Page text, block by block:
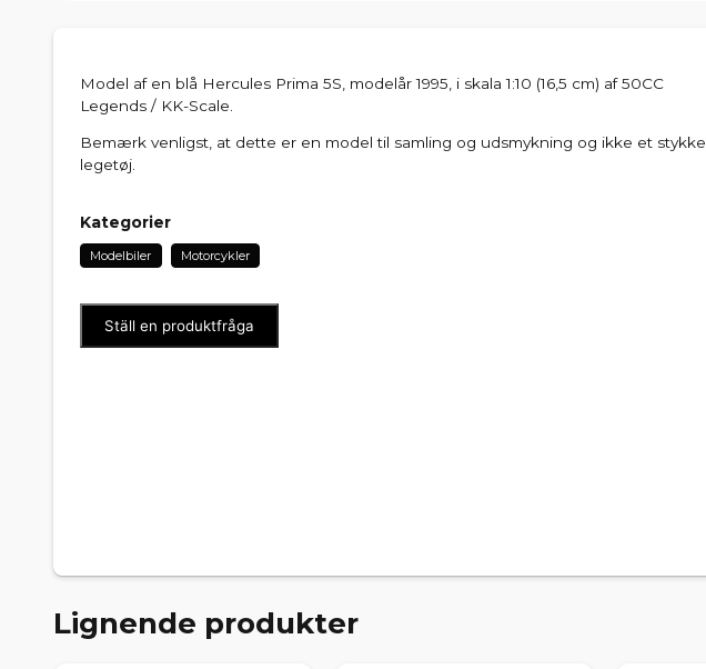
Model af en blå Hercules Prima 5S, modelår 1995, i skala 1:10 (16,5 cm) af 50CC
Legends / KK-Scale.
Bemærk venligst, at dette er en model til samling og udsmykning og ikke et stykke
legetøj.
Kategorier
Modelbiler Motorcykler
Ställ en produktfråga
Lignende produkter